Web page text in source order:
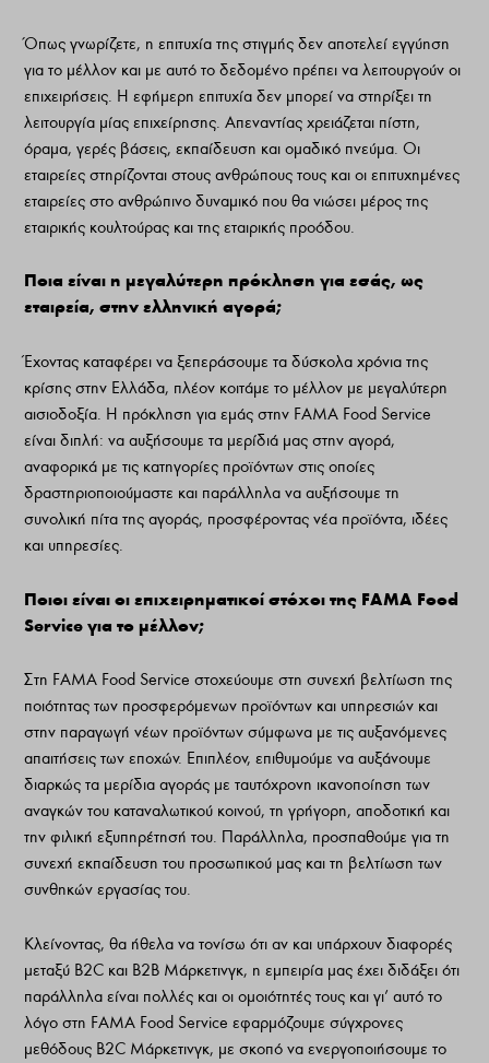
Όπως γνωρίζετε, η επιτυχία της στιγμής δεν αποτελεί εγγύηση
για το μέλλον και με αυτό το δεδομένο πρέπει να λειτουργούν οι
επιχειρήσεις. Η εφήμερη επιτυχία δεν μπορεί να στηρίξει τη
λειτουργία μίας επιχείρησης. Απεναντίας χρειάζεται πίστη,
όραμα, γερές βάσεις, εκπαίδευση και ομαδικό πνεύμα. Οι
εταιρείες στηρίζονται στους ανθρώπους τους και οι επιτυχημένες
εταιρείες στο ανθρώπινο δυναμικό που θα νιώσει μέρος της
εταιρικής κουλτούρας και της εταιρικής προόδου.
Ποια είναι η μεγαλύτερη πρόκληση για εσάς, ως
εταιρεία, στην ελληνική αγορά;
Έχοντας καταφέρει να ξεπεράσουμε τα δύσκολα χρόνια της
κρίσης στην Ελλάδα, πλέον κοιτάμε το μέλλον με μεγαλύτερη
αισιοδοξία. Η πρόκληση για εμάς στην FAMA Food Service
είναι διπλή: να αυξήσουμε τα μερίδιά μας στην αγορά,
αναφορικά με τις κατηγορίες προϊόντων στις οποίες
δραστηριοποιούμαστε και παράλληλα να αυξήσουμε τη
συνολική πίτα της αγοράς, προσφέροντας νέα προϊόντα, ιδέες
και υπηρεσίες.
Ποιοι είναι οι επιχειρηματικοί στόχοι της FAMA Food
Service για το μέλλον;
Στη FAMA Food Service στοχεύουμε στη συνεχή βελτίωση της
ποιότητας των προσφερόμενων προϊόντων και υπηρεσιών και
στην παραγωγή νέων προϊόντων σύμφωνα με τις αυξανόμενες
απαιτήσεις των εποχών. Επιπλέον, επιθυμούμε να αυξάνουμε
διαρκώς τα μερίδια αγοράς με ταυτόχρονη ικανοποίηση των
αναγκών του καταναλωτικού κοινού, τη γρήγορη, αποδοτική και
την φιλική εξυπηρέτησή του. Παράλληλα, προσπαθούμε για τη
συνεχή εκπαίδευση του προσωπικού μας και τη βελτίωση των
συνθηκών εργασίας του.
Κλείνοντας, θα ήθελα να τονίσω ότι αν και υπάρχουν διαφορές
μεταξύ B2C και B2B Μάρκετινγκ, η εμπειρία μας έχει διδάξει ότι
παράλληλα είναι πολλές και οι ομοιότητές τους και γι’ αυτό το
λόγο στη FAMA Food Service εφαρμόζουμε σύγχρονες
μεθόδους B2C Μάρκετινγκ, με σκοπό να ενεργοποιήσουμε το